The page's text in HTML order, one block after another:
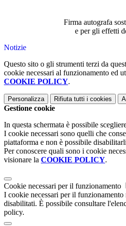
Firma autografa
e per gli effetti
Notizie
Questo sito o gli strumenti terzi da
cookie necessari al funzionamento ed
COOKIE POLICY.
Personalizza Rifiuta tutti i cookies
Gestione cookie
In questa schermata è possibile
I cookie necessari sono quelli che
piattaforma e non è possibile
Per conoscere quali sono i cookie
visionare la COOKIE POLICY.
Cookie necessari per il funzionamento
I cookie necessari per il funzionamento
disabilitati. È possibile consultare
policy.